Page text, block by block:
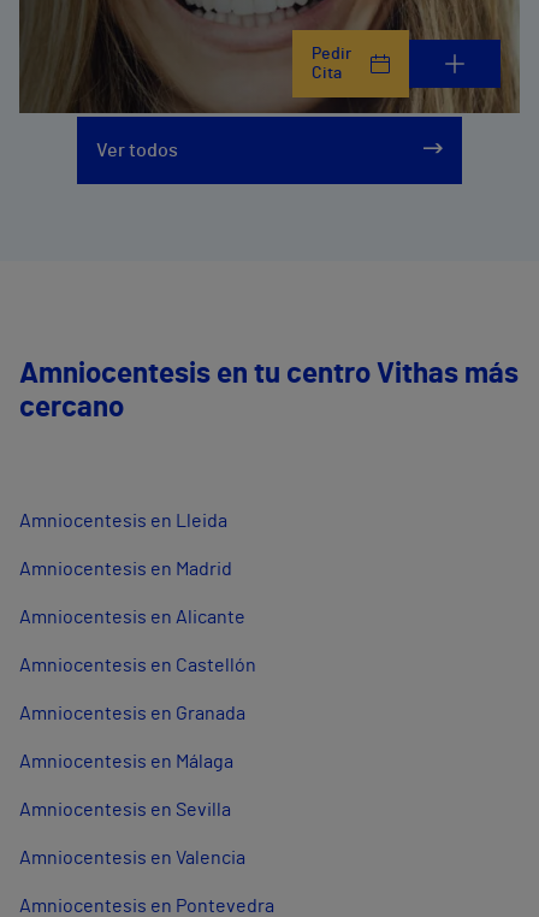
Pedir
Cita
Ver todos
Amniocentesis en tu centro Vithas más
cercano
Amniocentesis en Lleida
Amniocentesis en Madrid
Amniocentesis en Alicante
Amniocentesis en Castellón
Amniocentesis en Granada
Amniocentesis en Málaga
Amniocentesis en Sevilla
Amniocentesis en Valencia
Amniocentesis en Pontevedra